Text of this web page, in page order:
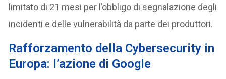
limitato di 21 mesi per l’obbligo di segnalazione degli
incidenti e delle vulnerabilità da parte dei produttori.
Rafforzamento della Cybersecurity in
Europa: l’azione di Google